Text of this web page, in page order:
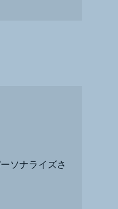
ソナライズさ